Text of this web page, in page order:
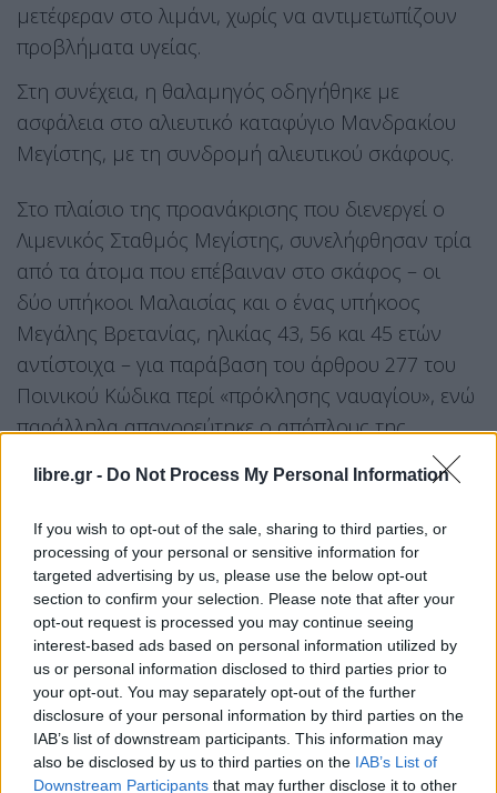
libre.gr - Do Not Process My Personal Information
If you wish to opt-out of the sale, sharing to third parties, or
processing of your personal or sensitive information for
targeted advertising by us, please use the below opt-out
section to confirm your selection. Please note that after your
opt-out request is processed you may continue seeing
interest-based ads based on personal information utilized by
us or personal information disclosed to third parties prior to
your opt-out. You may separately opt-out of the further
disclosure of your personal information by third parties on the
IAB’s list of downstream participants. This information may
also be disclosed by us to third parties on the IAB’s List of
Downstream Participants that may further disclose it to other
μετέφεραν στο λιμάνι, χωρίς να αντιμετωπίζουν
προβλήματα υγείας.
Στη συνέχεια, η θαλαμηγός οδηγήθηκε με
ασφάλεια στο αλιευτικό καταφύγιο Μανδρακίου
Μεγίστης, με τη συνδρομή αλιευτικού σκάφους.
Στο πλαίσιο της προανάκρισης που διενεργεί ο
Λιμενικός Σταθμός Μεγίστης, συνελήφθησαν τρία
από τα άτομα που επέβαιναν στο σκάφος – οι
δύο υπήκοοι Μαλαισίας και ο ένας υπήκοος
Μεγάλης Βρετανίας, ηλικίας 43, 56 και 45 ετών
αντίστοιχα – για παράβαση του άρθρου 277 του
Ποινικού Κώδικα περί «πρόκλησης ναυαγίου», ενώ
παράλληλα απαγορεύτηκε ο απόπλους της
ρύπανση.